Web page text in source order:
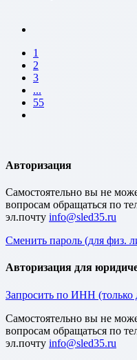
1
2
3
...
55
Авторизация
Cамостоятельно вы не
вопросам обращаться по
эл.почту
Сменить пароль (для физ.
Авторизация для
Запросить по ИНН
Cамостоятельно вы не
вопросам обращаться по
эл.почту